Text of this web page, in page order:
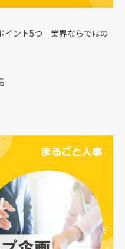
ント5つ｜業界ならではの